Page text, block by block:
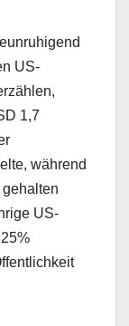
US-
1,7
während
US-